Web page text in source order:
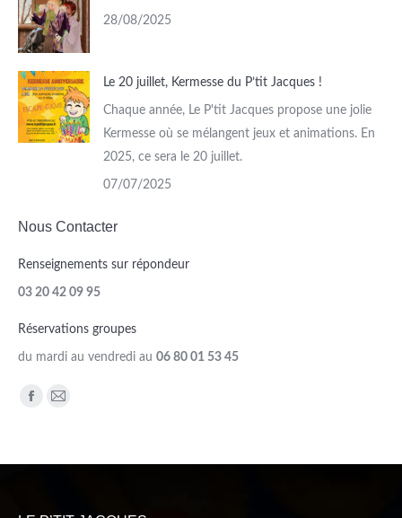
28/08/2025
Le 20 juillet, Kermesse du P’tit Jacques !
Chaque année, Le P'tit Jacques propose une jolie
Kermesse où se mélangent jeux et animations. En
2025, ce sera le 20 juillet.
07/07/2025
Nous Contacter
Renseignements sur répondeur
03 20 42 09 95
Réservations groupes
du mardi au vendredi au 06 80 01 53 45
Trouvez nous sur :